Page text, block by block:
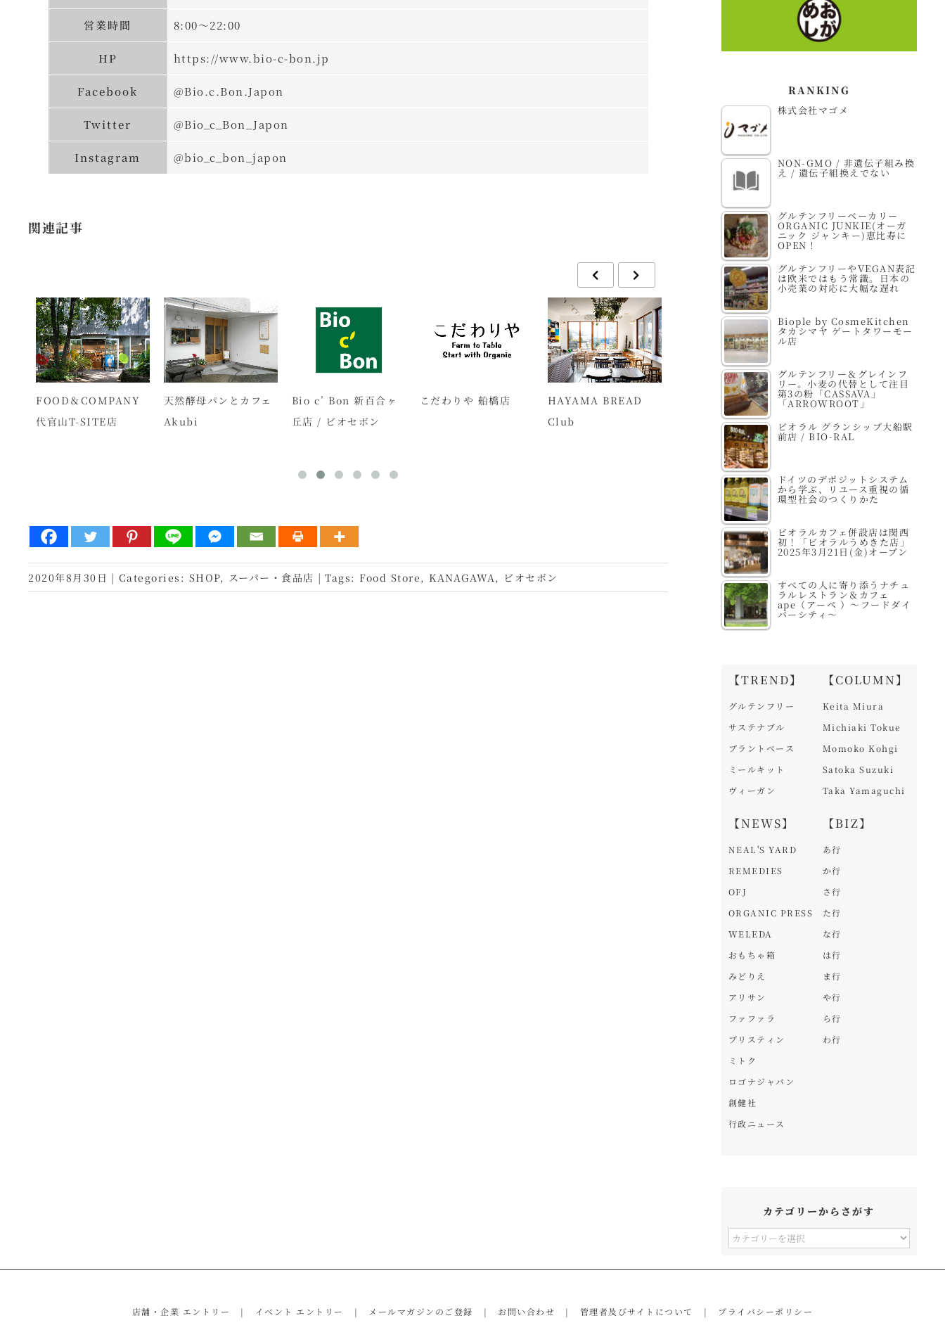
営業時間 8:00～22:00
HP https://www.bio-c-bon.jp
Facebook @Bio.c.Bon.Japon
Twitter @Bio_c_Bon_Japon
Instagram @bio_c_bon_japon
関連記事
FOOD＆COMPANY
代官山T-SITE店
天然酵母パンとカフェ
Akubi
Bio c’ Bon 新百合ヶ
丘店 / ビオセボン
こだわりや 船橋店
HAYAMA BREAD
Club
Organic Place 成城
フェアリー
FOOD＆COMPANY
代官山T-SITE店
2020年8月30日 | Categories: SHOP, スーパー・食品店 | Tags:Food Store,KANAGAWA, ビオセボン
RANKING
株式会社マゴメ
NON-GMO / 非遺伝子組み換
え / 遺伝子組換えでない
グルテンフリーベーカリー
ORGANIC JUNKIE(オーガ
ニック ジャンキー)恵比寿に
OPEN！
グルテンフリーやVEGAN表記
は欧米ではもう常識。日本の
小売業の対応に大幅な遅れ
Biople by CosmeKitchen
タカシマヤ ゲートタワーモー
ル店
グルテンフリー＆グレインフ
リー。小麦の代替として注目
第3の粉「CASSAVA」
「ARROWROOT」
ビオラル グランシップ大船駅
前店 / BIO-RAL
ドイツのデポジットシステム
から学ぶ、リユース重視の循
環型社会のつくりかた
ビオラルカフェ併設店は関西
初！「ビオラルうめきた店」
2025年3月21日(金)オープン
すべての人に寄り添うナチュ
ラルレストラン＆カフェ
ape（アーペ ）～フードダイ
バーシティ～
【TREND】
グルテンフリー
サステナブル
プラントベース
ミールキット
ヴィーガン
【NEWS】
NEAL'S YARD
REMEDIES
OFJ
ORGANIC PRESS
WELEDA
おもちゃ箱
みどりえ
アリサン
ファファラ
プリスティン
ミトク
ロゴナジャパン
創健社
行政ニュース
【COLUMN】
Keita Miura
Michiaki Tokue
Momoko Kohgi
Satoka Suzuki
Taka Yamaguchi
【BIZ】
あ行
か行
さ行
た行
な行
は行
ま行
や行
ら行
わ行
カテゴリーからさがす
カ
ー
店舗・企業 エントリー イベント エントリー メールマガジンのご登録 お問い合わせ 管理者及びサイトについて プライバシーポリシー